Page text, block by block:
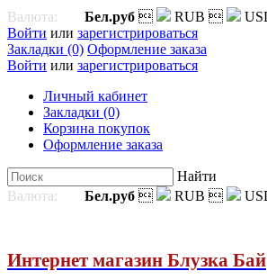
Валюта: Бел.руб  RUB 
Войти или зарегистрироваться
Закладки (0) Оформление заказа
Войти или зарегистрироваться
Личный кабинет
Закладки (0)
Корзина покупок
Оформление заказа
Найти
Валюта:
Бел.руб  RUB 
Интернет магазин Блузка Бай